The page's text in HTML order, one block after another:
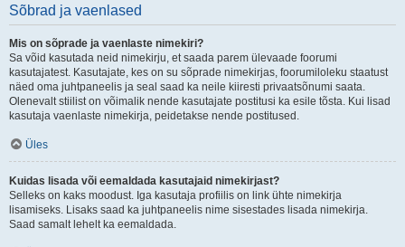
Sõbrad ja vaenlased
Mis on sõprade ja vaenlaste nimekiri?
Sa võid kasutada neid nimekirju, et saada parem ülevaade foorumi
kasutajatest. Kasutajate, kes on su sõprade nimekirjas, foorumiloleku staatust
näed oma juhtpaneelis ja seal saad ka neile kiiresti privaatsõnumi saata.
Olenevalt stiilist on võimalik nende kasutajate postitusi ka esile tõsta. Kui lisad
kasutaja vaenlaste nimekirja, peidetakse nende postitused.
Üles
Kuidas lisada või eemaldada kasutajaid nimekirjast?
Selleks on kaks moodust. Iga kasutaja profiilis on link ühte nimekirja
lisamiseks. Lisaks saad ka juhtpaneelis nime sisestades lisada nimekirja.
Saad samalt lehelt ka eemaldada.